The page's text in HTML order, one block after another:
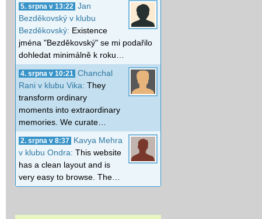
5. srpna v 13:22
Jan
Bezděkovský v klubu
Bezděkovský: Existence
jména "Bezděkovský" se mi podařilo
dohledat minimálně k roku…
4. srpna v 10:21
Chanchal
Rani v klubu Vika: They
transform ordinary
moments into extraordinary
memories. We curate…
2. srpna v 8:37
Kavya Mehra
v klubu Ondra: This website
has a clean layout and is
very easy to browse. The…